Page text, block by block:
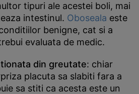
tipuri ale acestei boli, mai
intestinul. Oboseala este
benigne, cat si a
evaluata de medic.
din greutate: chiar
placuta sa slabiti fara a
sa stiti ca acesta este un